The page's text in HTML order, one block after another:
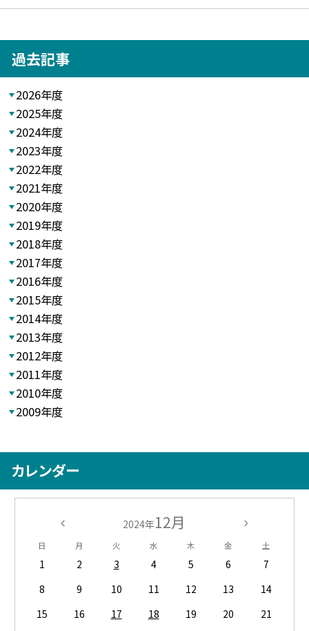
過去記事
2026年度
2025年度
2024年度
2023年度
2022年度
2021年度
2020年度
2019年度
2018年度
2017年度
2016年度
2015年度
2014年度
2013年度
2012年度
2011年度
2010年度
2009年度
カレンダー
2024年12月
日 月 火 水 木 金 土
1 2 3 4 5 6
7
8
9 10 11 12 13
14
15
16 17 18 19 20
21